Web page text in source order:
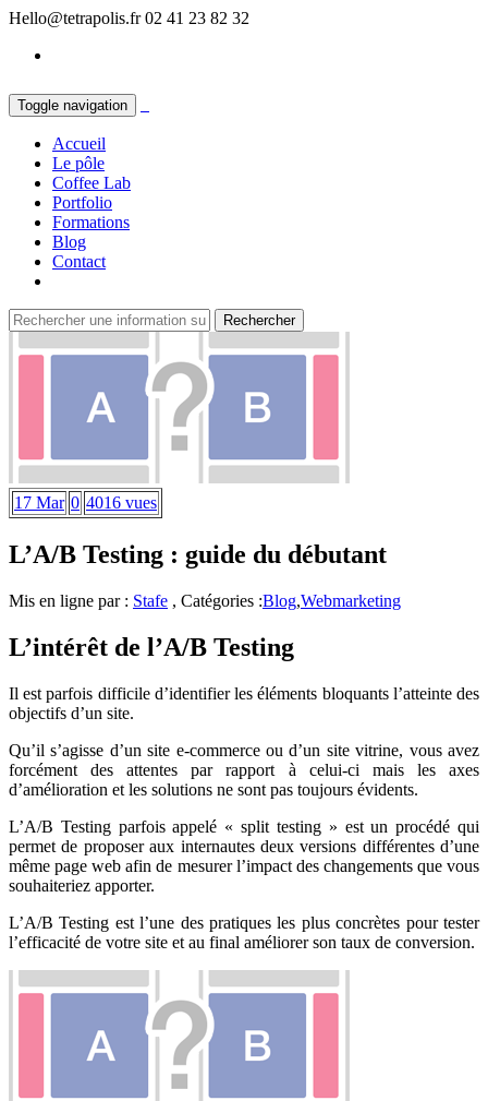
Hello@tetrapolis.fr 02 41 23 82 32
Toggle navigation
Accueil
Le pôle
Coffee Lab
Portfolio
Formations
Blog
Contact
17 Mar 0 4016 vues
L’A/B Testing : guide du débutant
Mis en ligne par : Stafe , Catégories :Blog,Webmarketing
L’intérêt de l’A/B Testing
Il est parfois difficile d’identifier les éléments bloquants l’atteinte des
objectifs d’un site.
Qu’il s’agisse d’un site e-commerce ou d’un site vitrine, vous avez
forcément des attentes par rapport à celui-ci mais les axes
d’amélioration et les solutions ne sont pas toujours évidents.
L’A/B Testing parfois appelé « split testing » est un procédé qui
permet de proposer aux internautes deux versions différentes d’une
même page web afin de mesurer l’impact des changements que vous
souhaiteriez apporter.
L’A/B Testing est l’une des pratiques les plus concrètes pour tester
l’efficacité de votre site et au final améliorer son taux de conversion.